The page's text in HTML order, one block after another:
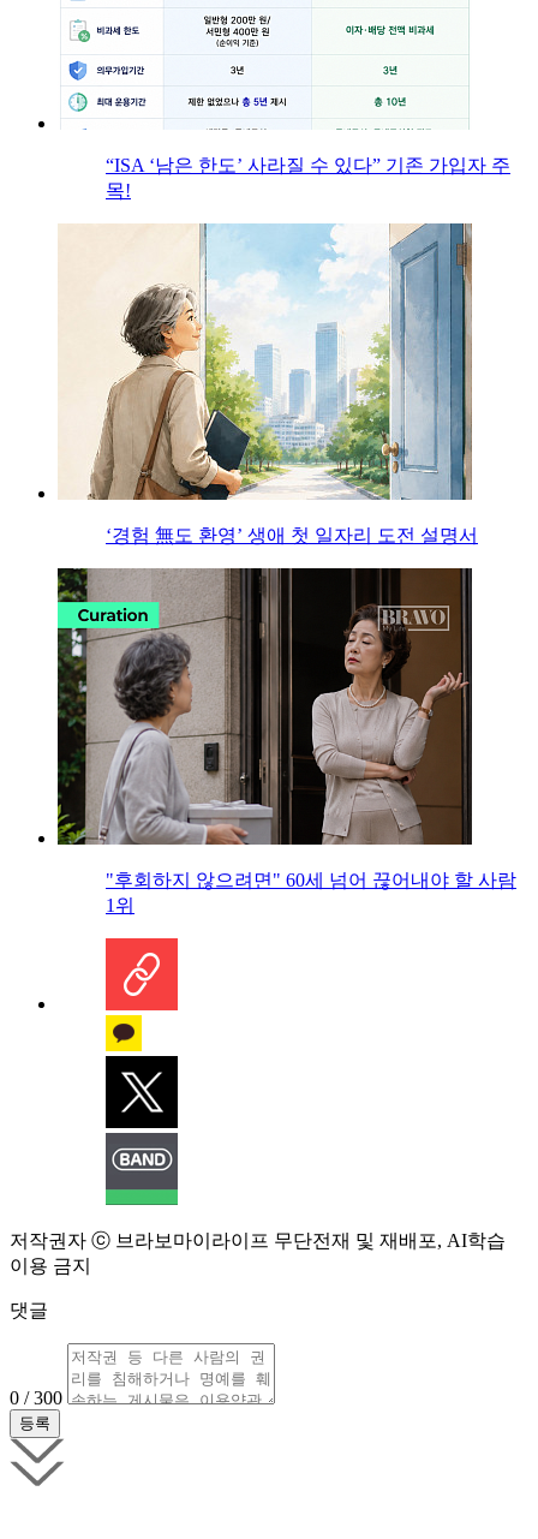
“ISA ‘남은 한도’ 사라질 수 있다” 기존 가입자 주
목!
‘경험 無도 환영’ 생애 첫 일자리 도전 설명서
"후회하지 않으려면" 60세 넘어 끊어내야 할 사람
1위
저작권자 ⓒ 브라보마이라이프 무단전재 및 재배포, AI학습
이용 금지
댓글
0 / 300